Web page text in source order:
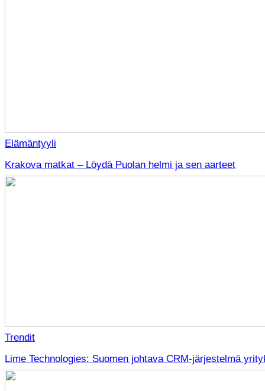
Elämäntyyli
Krakova matkat – Löydä Puolan helmi ja sen aarteet
Trendit
Lime Technologies: Suomen johtava CRM-järjestelmä